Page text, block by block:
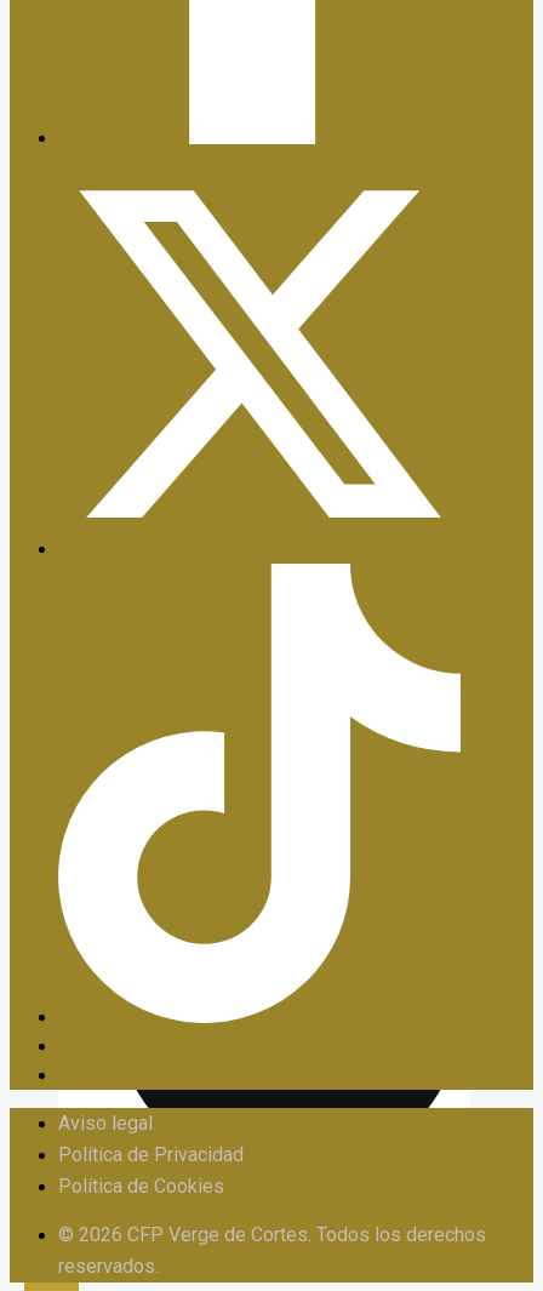
Certificaciones ISO
X
Aviso legal
Política de Privacidad
Política de Cookies
© 2026 CFP Verge de Cortes. Todos los derechos
reservados.